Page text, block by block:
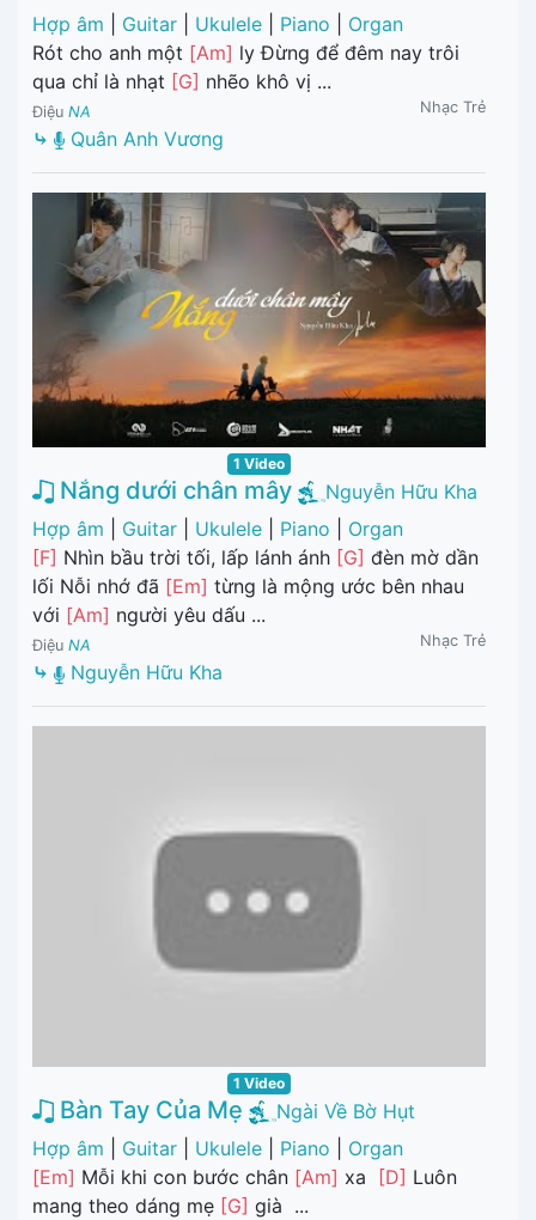
Hợp âm
Guitar Ukulele Piano
Organ
Rót cho anh một [Am] ly Đừng để đêm nay trôi
qua chỉ là nhạt [G] nhẽo khô vị ...
Điệu NA Nhạc Trẻ
⤷ Quân Anh Vương
1 Video
Nắng dưới chân mây
Nguyễn Hữu Kha
Hợp âm
Guitar Ukulele Piano
Organ
[F] Nhìn bầu trời tối, lấp lánh ánh [G] đèn mờ dần
lối Nỗi nhớ đã [Em] từng là mộng ước bên nhau
với [Am] người yêu dấu ...
Điệu NA Nhạc Trẻ
⤷ Nguyễn Hữu Kha
1 Video
Bàn Tay Của Mẹ
Ngài Về Bờ Hụt
Hợp âm
Guitar Ukulele Piano
Organ
[Em] Mỗi khi con bước chân [Am] xa [D] Luôn
mang theo dáng mẹ [G] già ...